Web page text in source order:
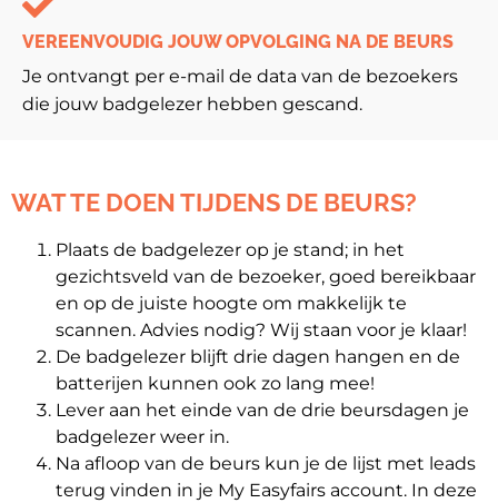
VEREENVOUDIG JOUW OPVOLGING NA DE BEURS
Je ontvangt per e-mail de data van de bezoekers
die jouw badgelezer hebben gescand.
WAT TE DOEN TIJDENS DE BEURS?
Plaats de badgelezer op je stand; in het
gezichtsveld van de bezoeker, goed bereikbaar
en op de juiste hoogte om makkelijk te
scannen. Advies nodig? Wij staan voor je klaar!
De badgelezer blijft drie dagen hangen en de
batterijen kunnen ook zo lang mee!
Lever aan het einde van de drie beursdagen je
badgelezer weer in.
Na afloop van de beurs kun je de lijst met leads
terug vinden in je My Easyfairs account. In deze